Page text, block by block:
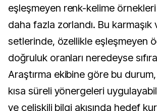
eşleşmeyen renk-kelime
daha fazla zorlandı. Bu karmaşık
setlerinde, özellikle eşleşmeyen
doğruluk oranları neredeyse
Araştırma ekibine göre bu
kısa süreli yönergeleri
ve çelişkili bilgi akışında hedef